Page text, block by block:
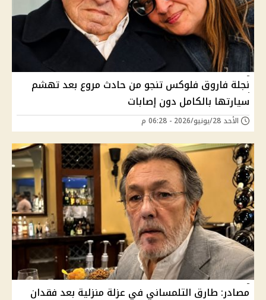
نجلة فاروق فلوكس تنجو من حادث مروع بعد تهشم
سيارتها بالكامل دون إصابات
الأحد 28/يونيو/2026 - 06:28 م
مصادر: طارق التلمساني في عزلة منزلية بعد فقدان